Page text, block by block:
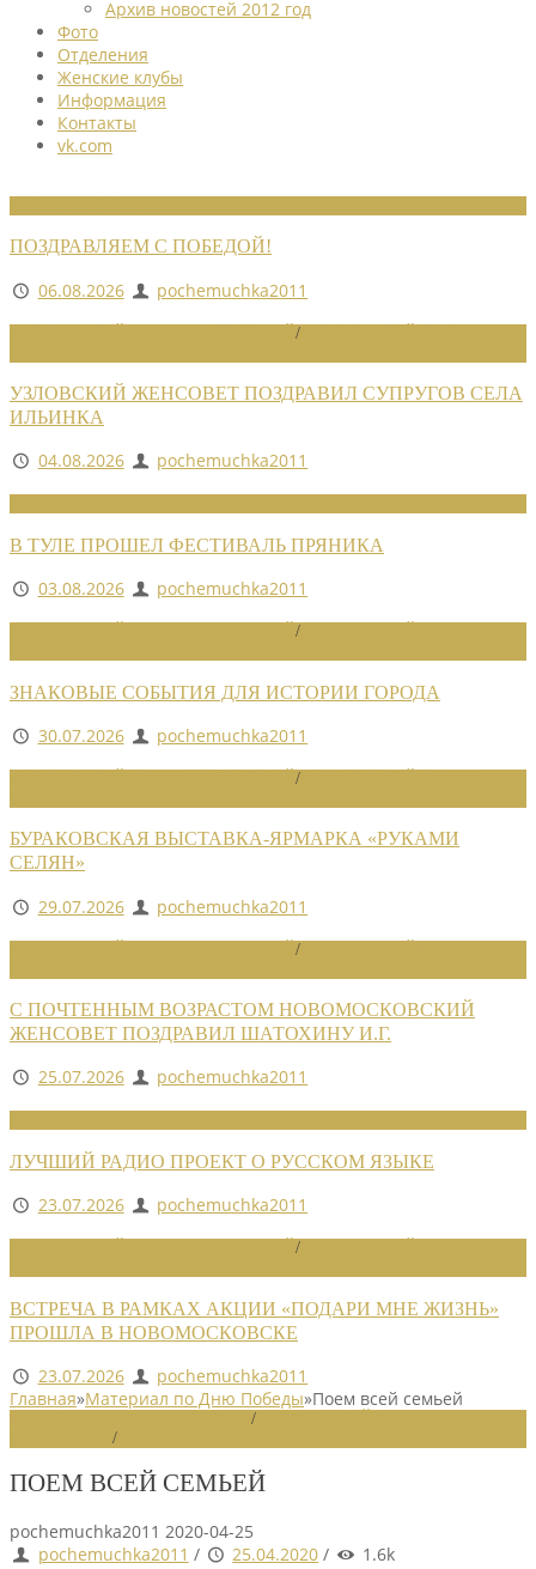
Архив новостей 2012 год
Фото
Отделения
Женские клубы
Информация
Контакты
vk.com
ПОЗДРАВЛЯЕМ С ПОБЕДОЙ!
06.08.2026
pochemuchka2011
/
УЗЛОВСКИЙ ЖЕНСОВЕТ ПОЗДРАВИЛ СУПРУГОВ СЕЛА
ИЛЬИНКА
04.08.2026
pochemuchka2011
В ТУЛЕ ПРОШЕЛ ФЕСТИВАЛЬ ПРЯНИКА
03.08.2026
pochemuchka2011
/
ЗНАКОВЫЕ СОБЫТИЯ ДЛЯ ИСТОРИИ ГОРОДА
30.07.2026
pochemuchka2011
/
БУРАКОВСКАЯ ВЫСТАВКА-ЯРМАРКА «РУКАМИ
СЕЛЯН»
29.07.2026
pochemuchka2011
/
С ПОЧТЕННЫМ ВОЗРАСТОМ НОВОМОСКОВСКИЙ
ЖЕНСОВЕТ ПОЗДРАВИЛ ШАТОХИНУ И.Г.
25.07.2026
pochemuchka2011
ЛУЧШИЙ РАДИО ПРОЕКТ О РУССКОМ ЯЗЫКЕ
23.07.2026
pochemuchka2011
/
ВСТРЕЧА В РАМКАХ АКЦИИ «ПОДАРИ МНЕ ЖИЗНЬ»
ПРОШЛА В НОВОМОСКОВСКЕ
23.07.2026
pochemuchka2011
Главная»Материал по Дню Победы»Поем всей семьей
/
/
ПОЕМ ВСЕЙ СЕМЬЕЙ
pochemuchka2011 2020-04-25
pochemuchka2011 / 25.04.2020 / 1.6k